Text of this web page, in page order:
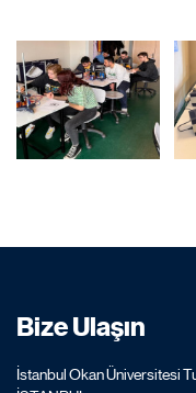
Bize Ulaşın
İstanbul Okan Üniversitesi